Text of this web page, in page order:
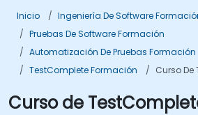
Inicio
Ingeniería De Software
Pruebas De Software Formación
Automatización De Pruebas Formación
TestComplete Formación
Curso De
Curso de